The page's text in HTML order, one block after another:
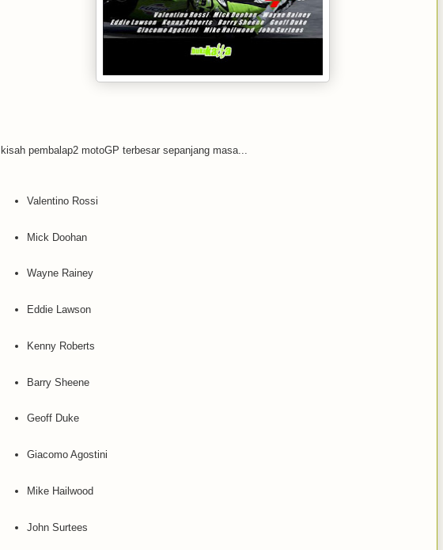
kisah pembalap2 motoGP terbesar sepanjang masa...
Valentino Rossi
Mick Doohan
Wayne Rainey
Eddie Lawson
Kenny Roberts
Barry Sheene
Geoff Duke
Giacomo Agostini
Mike Hailwood
John Surtees